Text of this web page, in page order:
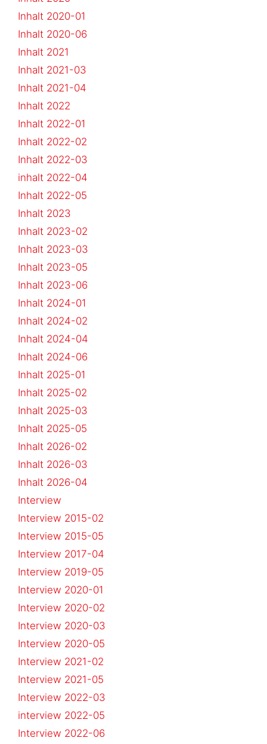
Inhalt 2020-01
Inhalt 2020-06
Inhalt 2021
Inhalt 2021-03
Inhalt 2021-04
Inhalt 2022
Inhalt 2022-01
Inhalt 2022-02
Inhalt 2022-03
inhalt 2022-04
Inhalt 2022-05
Inhalt 2023
Inhalt 2023-02
Inhalt 2023-03
Inhalt 2023-05
Inhalt 2023-06
Inhalt 2024-01
Inhalt 2024-02
Inhalt 2024-04
Inhalt 2024-06
Inhalt 2025-01
Inhalt 2025-02
Inhalt 2025-03
Inhalt 2025-05
Inhalt 2026-02
Inhalt 2026-03
Inhalt 2026-04
Interview
Interview 2015-02
Interview 2015-05
Interview 2017-04
Interview 2019-05
Interview 2020-01
Interview 2020-02
Interview 2020-03
Interview 2020-05
Interview 2021-02
Interview 2021-05
Interview 2022-03
interview 2022-05
Interview 2022-06